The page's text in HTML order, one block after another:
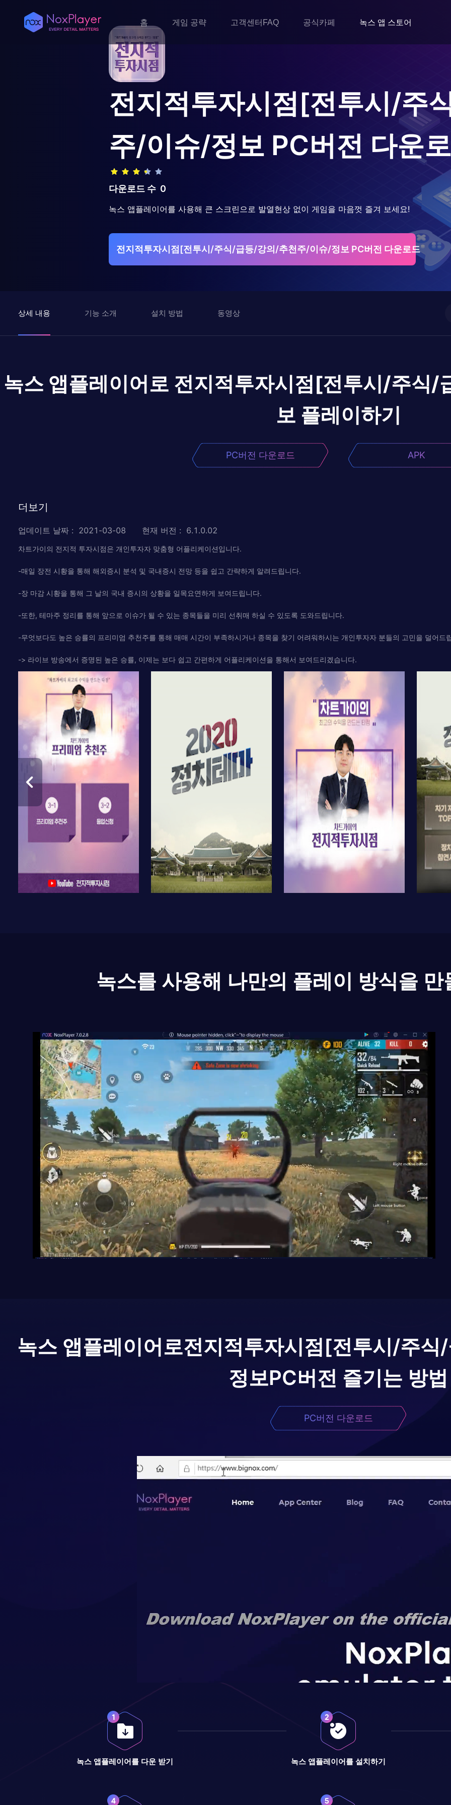
홈 게임 공략 고객센터FAQ 공식카페 녹스 앱 스토어
전지적투자시점[전투시/주
주/이슈/정보 PC버전 다운
다운로드 수 0
녹스 앱플레이어를 사용해 큰 스크린으로 발열현상 없이 게임을 마음껏 즐겨 보세요!
전지적투자시점[전투시/주식/급등/강의/추천주/이슈/정보 PC버전 다운로드
상세 내용 기능 소개 설치 방법 동영상
녹스 앱플레이어로 전지적투자시점[전투시/주식
보 플레이하기
PC버전 다운로드 APK
더보기
업데이트 날짜 : 2021-03-08 현재 버전 : 6.1.0.02
차트가이의 전지적 투자시점은 개인투자자 맞춤형 어플리케이션입니다.
-매일 장전 시황을 통해 해외증시 분석 및 국내증시 전망 등을 쉽고 간략하게 알려드립니다.
-장 마감 시황을 통해 그 날의 국내 증시의 상황을 일목요연하게 보여드립니다.
-또한, 테마주 정리를 통해 앞으로 이슈가 될 수 있는 종목들을 미리 선취매 하실 수 있도록 도와드립니다.
-무엇보다도 높은 승률의 프리미엄 추천주를 통해 매매 시간이 부족하시거나 종목을 찾기 어려워하시는 개인투자자 분들의 고민을 덜어드
-> 라이브 방송에서 증명된 높은 승률, 이제는 보다 쉽고 간편하게 어플리케이션을 통해서 보여드리겠습니다.
녹스를 사용해 나만의 플레이 방식을
녹스 앱플레이어로전지적투자시점[전투시/주
정보PC버전 즐기는 방법
PC버전 다운로드
녹스 앱플레이어를 다운 받기 녹스 앱플레이어를 설치하기